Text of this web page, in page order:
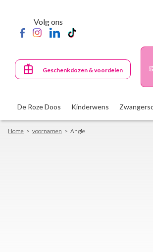
content
Volg ons
Geschenkdozen & voordelen
De Roze Doos Kinderwens
Breadcrumb
Home voornamen Angie